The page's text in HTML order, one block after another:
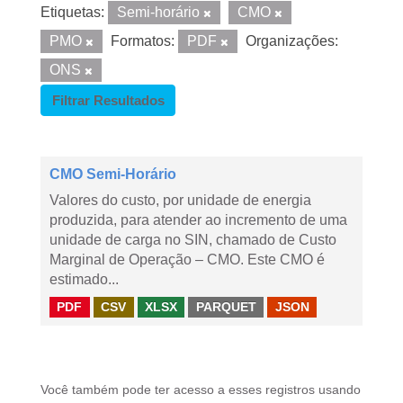
Etiquetas: Semi-horário
CMO
PMO
Formatos: PDF
Organizações:
ONS
Filtrar Resultados
CMO Semi-Horário
Valores do custo, por unidade de energia
produzida, para atender ao incremento de uma
unidade de carga no SIN, chamado de Custo
Marginal de Operação – CMO. Este CMO é
estimado...
PDF CSV XLSX PARQUET JSON
Você também pode ter acesso a esses registros usando